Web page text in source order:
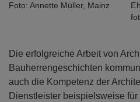
Foto: Annette Müller, Mainz
Die erfolgreiche Arbeit von
Bauherrengeschichten
auch die Kompetenz der
Dienstleister beispielsweise